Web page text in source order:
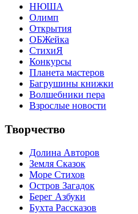
НЮША
Олимп
Открытия
ОБЖейка
СтихиЯ
Конкурсы
Планета мастеров
Багрушины книжки
Волшебники пера
Взрослые новости
Творчество
Долина Авторов
Земля Сказок
Море Стихов
Остров Загадок
Берег Азбуки
Бухта Рассказов